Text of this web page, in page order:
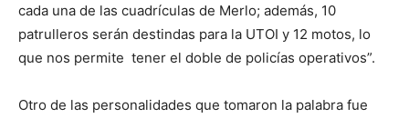
cada una de las cuadrículas de Merlo; además, 10
patrulleros serán destindas para la UTOI y 12 motos, lo
que nos permite tener el doble de policías operativos”.
Otro de las personalidades que tomaron la palabra fue